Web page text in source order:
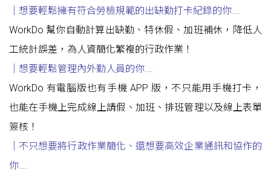
｜想要輕鬆擁有符合勞檢規範的出缺勤打卡紀錄的你….
WorkDo 幫你自動計算出缺勤、特休假、加班補休，降低人
工統計誤差，為人資簡化繁複的行政作業！
｜想要輕鬆管理內外勤人員的你….
WorkDo 有電腦版也有手機 APP 版，不只能用手機打卡，
也能在手機上完成線上請假、加班、排班管理以及線上表單
簽核！
｜不只想要將行政作業簡化 、還想要高效企業通訊和協作的
你….